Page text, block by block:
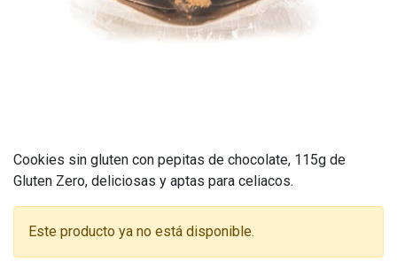
Cookies sin gluten con pepitas de chocolate, 115g de
Gluten Zero, deliciosas y aptas para celiacos.
Este producto ya no está disponible.